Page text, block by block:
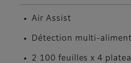
Air Assist
Détection multi-
2 100 feuilles x 4